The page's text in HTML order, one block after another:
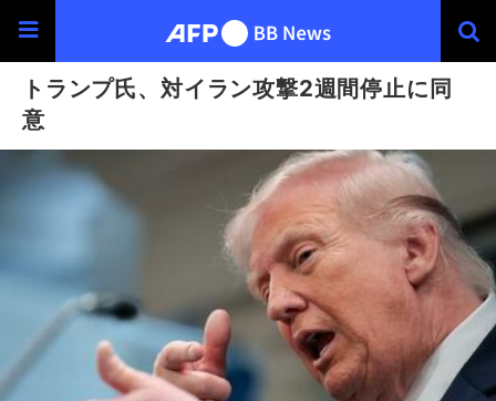
トランプ氏、対イラン攻撃2週間停止に同
意